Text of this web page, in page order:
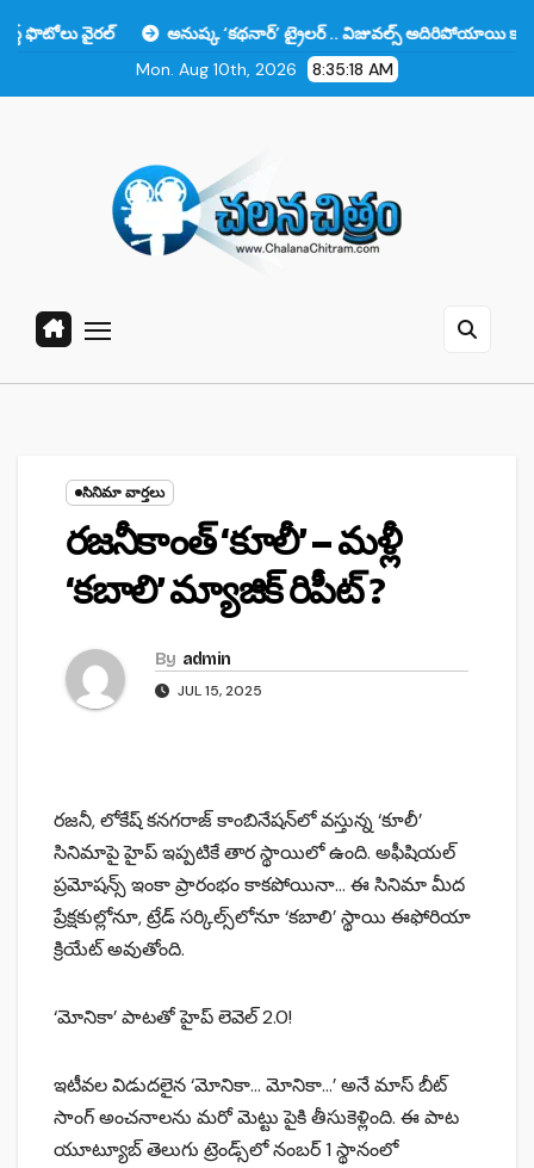
to
అనుష్క ‘కథనార్’ ట్రైలర్ .. విజువల్స్ అదిరిపోయాయి కానీ ఆ ఒక్కటే
Mon. Aug 10th, 2026
8:35:19 AM
సినిమా వార్తలు
రజనీకాంత్ ‘కూలీ’ – మళ్లీ
‘కబాలి’ మ్యాజిక్ రిపీట్ ?
By admin
JUL 15, 2025
రజనీ, లోకేష్ కనగరాజ్ కాంబినేషన్‌లో వస్తున్న ‘కూలీ’
సినిమాపై హైప్ ఇప్పటికే తార స్థాయిలో ఉంది. అఫీషియల్
ప్రమోషన్స్ ఇంకా ప్రారంభం కాకపోయినా… ఈ సినిమా మీద
ప్రేక్షకుల్లోనూ, ట్రేడ్ సర్కిల్స్‌లోనూ ‘కబాలి’ స్థాయి ఈఫోరియా
క్రియేట్ అవుతోంది.
‘మోనికా’ పాటతో హైప్ లెవెల్ 2.0!
ఇటీవల విడుదలైన ‘మోనికా… మోనికా…’ అనే మాస్ బీట్
సాంగ్ అంచనాలను మరో మెట్టు పైకి తీసుకెళ్లింది. ఈ పాట
యూట్యూబ్ తెలుగు ట్రెండ్స్‌లో నంబర్ 1 స్థానంలో